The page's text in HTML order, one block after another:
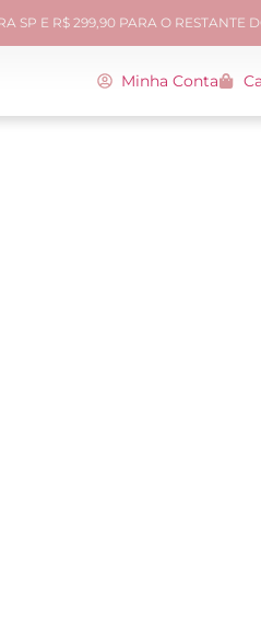
SP E R$ 299,90 PARA O RESTANTE
Minha Conta